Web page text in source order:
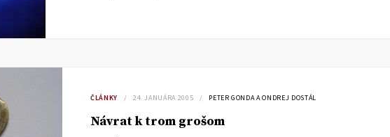
ČLÁNKY 24. JANUÁRA 2005 PETER GONDA A ONDREJ DOSTÁL
Návrat k trom grošom